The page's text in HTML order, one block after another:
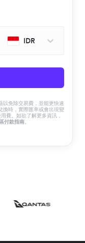
IDR
以免除交易費，並能更快速
換時，實際匯率或會出現變
費。如欲了解更多資訊，
付款指南。